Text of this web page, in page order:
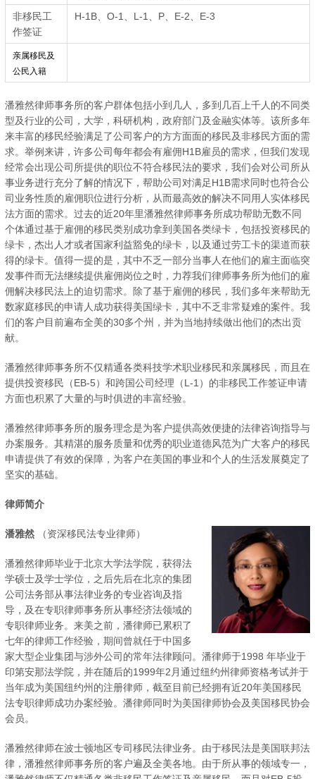
非移民工
作签证
H-1B、O-1、L-1、P、E-2、E-3
亲属移民及
公民入籍
潘雅然律师事务所的客户群体包括小到几人，多到几百上千人的不同类
型及行业的公司，大学，科研机构，政府部门及金融实体等。该所多年
来丰富的移民经验满足了公司客户的方方面面的移民及非移民方面的需
求。举例来讲，许多公司每年都会有雇佣H1B雇员的需求，但我们发现
经常会出现公司所提供的职位不符合移民法的要求，我们会对公司所从
事业务进行充分了解的情况下，帮助公司对满足H1B需求同时也符合公
司业务性质的雇佣职位进行分析，从而最高效的解决不同用人实体移民
法方面的需求。过去的近20年里潘雅然律师事务所成功帮助无数不同
个体通过基于雇佣的移民类别成功拿到美国各类绿卡，包括投资移民的
绿卡，杰出人才或者国家利益豁免的绿卡，以及通过劳工卡的渠道而获
得的绿卡。值得一提的是，其中不乏一部分当事人在他们的雇主面临突
发事件而无法继续提供雇佣岗位之时，力荐我们律师事务所为他们的雇
佣解决移民法上的迫切需求。除了基于雇佣的移民，我们多年来帮助无
数家庭移民的申请人成功获得美国绿卡，其中不乏非常疑难的案件。我
们的客户目前遍布全美的30多个州，并为当地持续做出他们的杰出贡
献。
潘雅然律师事务所不仅精通各类科技学术职业移民和亲属移民，而且在
提供投资移民（EB-5）和跨国公司经理（L-1）的非移民工作签证申请
方面也积累了大量的与时俱进的丰富经验。
潘雅然律师事务所的服务理念是为客户提供高效便捷的法律咨询指导与
办案服务。其精湛的服务质量和优秀的职业道德风范为广大客户的移民
申请提供了有效的保障，为客户在美国的事业和个人的生活发展奠定了
坚实的基础。
律师简介
潘雅然 （资深移民法专业律师）
潘雅然律师毕业于北京大学法学院，获得法
学硕士及学士学位，之后先后在北京的集团
公司法务部从事法律业务的专业咨询及指
导，及在专职律师事务所从事经济法领域的
专职律师业务。来美之前，潘律师已累积了
七年的律师工作经验，期间曾就任于中国多
家大型企业集团与涉外公司的常年法律顾问。潘律师于1998 年毕业于
印第安那法学院，并在随后的1999年2月通过纽约州律师资格考试并于
当年成为美国纽约州的注册律师，截至目前已经拥有近20年美国移民
法专职律师成功办案经验。潘律师同时为美国律师协会及美国移民协会
会员。
潘雅然律师在波士顿地区专司移民法律业务。由于移民法是美国联邦法
律，潘雅然律师事务所的客户遍及全美各地。由于所从事的领域专一，